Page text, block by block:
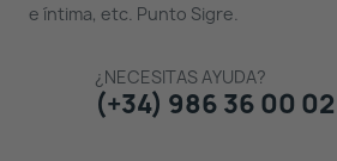
e íntima, etc. Punto Sigre.
¿NECESITAS AYUDA?
(+34) 986 36 00 02